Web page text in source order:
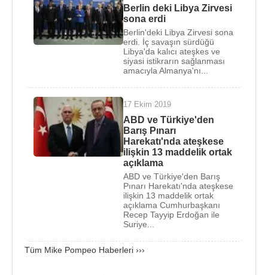
Suriyeveİşidile ilgili politikaları görüşmek üzere
Türkiye CumhurbaşkanıRecep Tayyip Erdoğan
ile bir araya geldi. Türkiye'nin ardından Suudi
Arabistan'a geçen Pompeo, başkentRiyad
düzenlenen törende Suudi Veliaht Prensi ve İçişleri
’i terörle
mücadele ve barışa katkılarından ötürü'
Tenet
madalyasıyla ödüllendirdi.
2016 Şubat ayında yaptığı bir konuşmasında
devlete dair gizli belgeleri gazetecilere sızdıran eski
Ulusal Güvenlik Kurumu (NSA) çalışanı
'dan geri getirilmesi ve idam
edilmesi gereken bir vatan haini olduğunu
düşündüğünü söyledi.Edward Snowden , devlet
mallarının casusluğu ve hırsızlığıyla suçlandığı için
23 Haziran2013tarihindeABD’yi terk ederek
Moskova
Berlin deki Libya Zirvesi
sona erdi
Berlin'deki Libya Zirvesi sona
erdi. İç savaşın sürdüğü
Libya'da kalıcı ateşkes ve
siyasi istikrarın sağlanması
amacıyla Almanya'nı...
17 Ekim 2019
ABD ve Türkiye'den
Barış Pınarı
Harekatı'nda ateşkese
ilişkin 13 maddelik ortak
açıklama
ABD ve Türkiye'den Barış
Pınarı Harekatı'nda ateşkese
ilişkin 13 maddelik ortak
açıklama Cumhurbaşkanı
Recep Tayyip Erdoğan ile
Suriye...
Tüm Mike Pompeo Haberleri ›››